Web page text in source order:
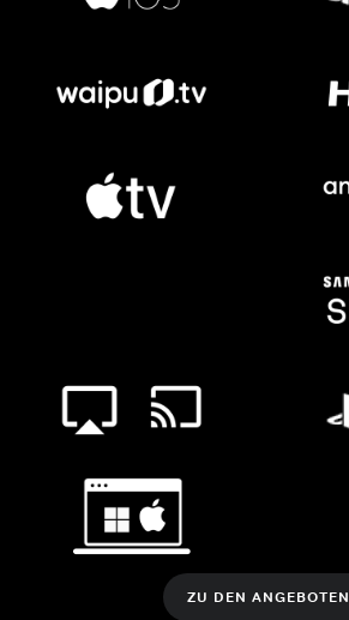
ZU DEN ANGEBOTEN